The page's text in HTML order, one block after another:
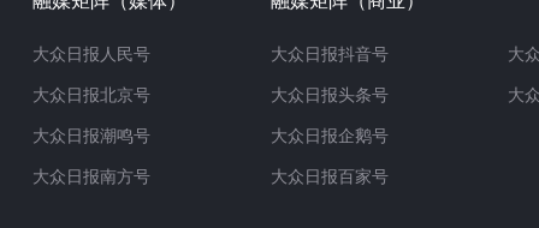
大众日报人民号
大众日报北京号
大众日报潮鸣号
大众日报南方号
大众日报抖音号
大众日报头条号
大众日报企鹅号
大众日报百家号
大
大